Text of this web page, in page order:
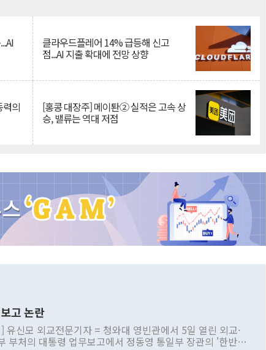
클라우드플레어 14% 급등해 신고
점...AI 지출 확대에 전망 상향
의 [홍콩 대장주] 메이퇀② 실적은 고속 상
승, 밸류는 역대 저점
고 논란
유신모 외교전문기자 = 청와대 영빈관에서 5일 열린 외교·
부처의 대통령 업무보고에서 정동영 통일부 장관의 '한반도